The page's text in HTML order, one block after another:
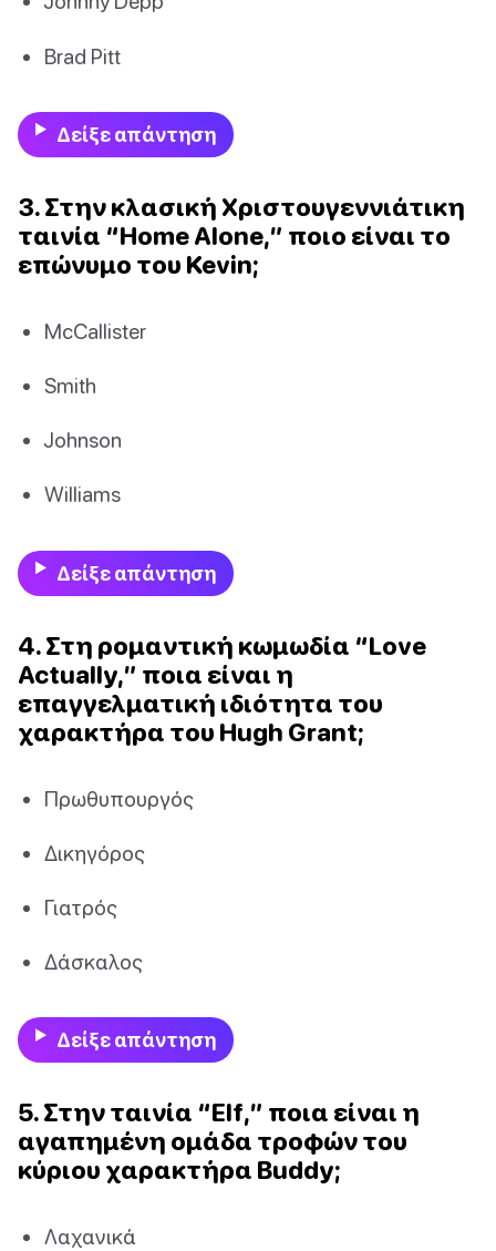
Brad Pitt
Δείξε απάντηση
3. Στην κλασική Χριστουγεννιάτικη
ταινία “Home Alone,” ποιο είναι το
επώνυμο του Kevin;
McCallister
Smith
Johnson
Williams
Δείξε απάντηση
4. Στη ρομαντική κωμωδία “Love
Actually,” ποια είναι η
επαγγελματική ιδιότητα του
χαρακτήρα του Hugh Grant;
Πρωθυπουργός
Δικηγόρος
Γιατρός
Δάσκαλος
Δείξε απάντηση
5. Στην ταινία “Elf,” ποια είναι η
αγαπημένη ομάδα τροφών του
κύριου χαρακτήρα Buddy;
Λαχανικά